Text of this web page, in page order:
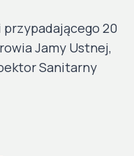
przypadającego 20
Jamy Ustnej,
Sanitarny